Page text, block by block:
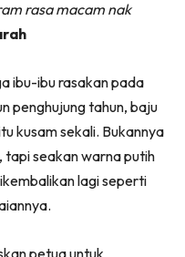
rasa macam nak
ibu-ibu rasakan pada
penghujung tahun, baju
kusam sekali. Bukannya
tapi seakan warna putih
lagi seperti
petua untuk